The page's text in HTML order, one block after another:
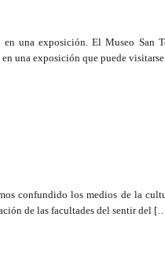
una exposición. El Museo San
en una exposición que puede
confundido los medios de la
de las facultades del sentir del